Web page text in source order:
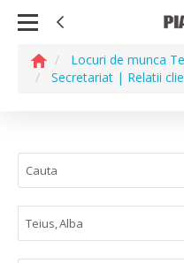
Locuri de munca
Secretariat | Relatii
Teius, Alba